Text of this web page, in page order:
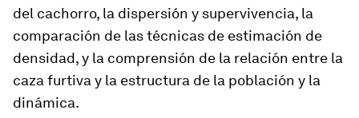
del cachorro, la dispersión y supervivencia, la
comparación de las técnicas de estimación de
densidad, y la comprensión de la relación entre la
caza furtiva y la estructura de la población y la
dinámica.